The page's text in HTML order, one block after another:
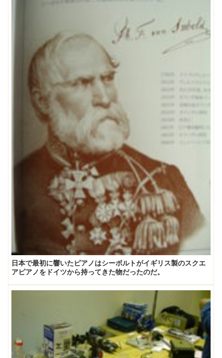
日本で最初に響いたピアノはシーボルトがイギリス製のスクエ
アピアノをドイツから持ってきた物だったのだ。